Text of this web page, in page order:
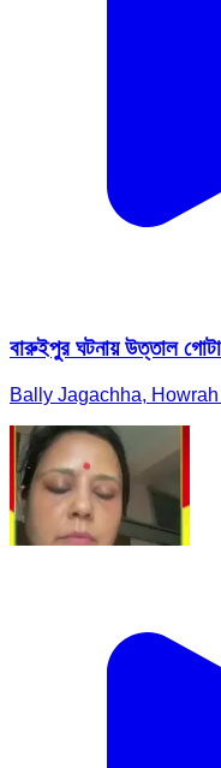
বারুইপুর ঘটনায় উত্তাল গোটা
Bally Jagachha,